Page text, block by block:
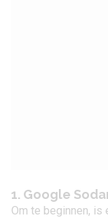
1. Google
Om te beginnen, is